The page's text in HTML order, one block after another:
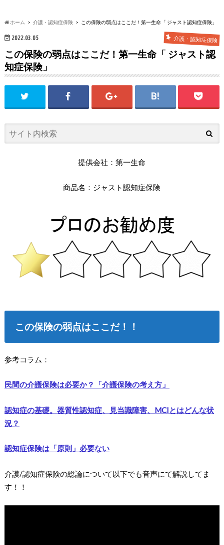
ホーム 介護・認知症保険 この保険の弱点はここだ！第一生命「 ジャスト認知症保険」
2022.03.05 介護・認知症保険
この保険の弱点はここだ！第一生命「 ジャスト認
知症保険」
提供会社：第一生命
商品名：ジャスト認知症保険
この保険の弱点はここだ！！
参考コラム：
民間の介護保険は必要か？「介護保険の考え方」
認知症の基礎。器質性認知症、見当識障害、MCIとはどんな状
況？
認知症保険は「原則」必要ない
介護/認知症保険の総論について以下でも音声にて解説してま
す！！